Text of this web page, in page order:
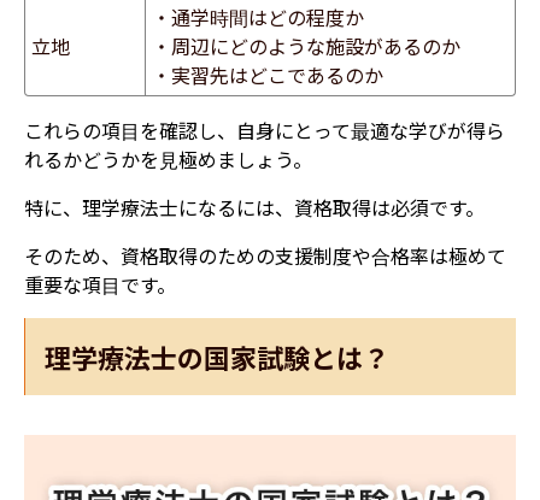
立地
・通学時間はどの程度か
・周辺にどのような施設があるのか
・実習先はどこであるのか
これらの項目を確認し、自身にとって最適な学びが得ら
れるかどうかを見極めましょう。
特に、理学療法士になるには、資格取得は必須です。
そのため、資格取得のための支援制度や合格率は極めて
重要な項目です。
理学療法士の国家試験とは？